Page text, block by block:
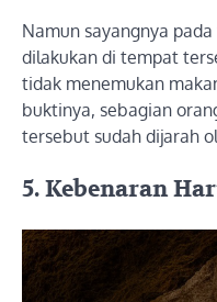
Namun sayangnya
dilakukan di tempat
tidak menemukan
buktinya, sebagian
tersebut sudah dijarah
5. Kebenaran